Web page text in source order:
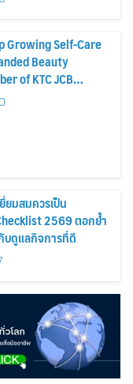
Growing Self-Care
Beauty
of KTC JCB
on
ยมสมควรเป็น
2569 ตอกย้ำ
บดูแลกิจการที่ดี